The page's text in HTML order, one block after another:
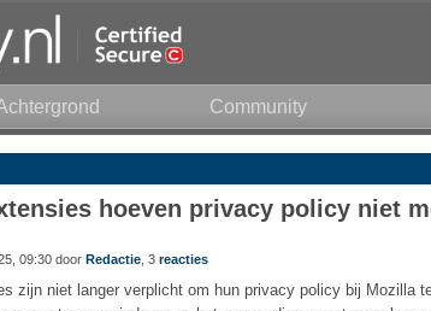
Community
hoeven privacy policy niet
09:30 door Redactie , 3 reacties
zijn niet langer verplicht om hun privacy policy bij Mozilla